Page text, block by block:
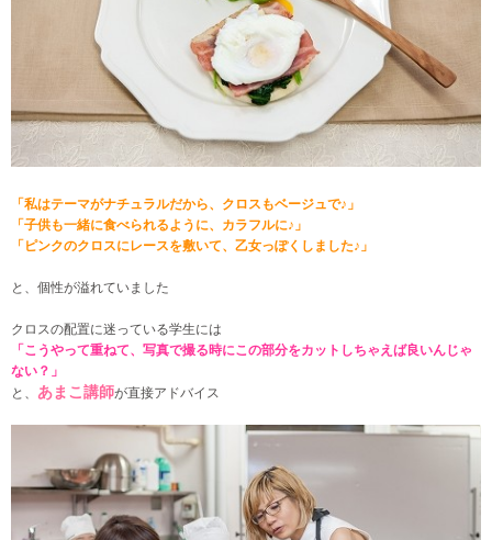
「私はテーマがナチュラルだから、クロスもベージュで♪」
「子供も一緒に食べられるように、カラフルに♪」
「ピンクのクロスにレースを敷いて、乙女っぽくしました♪」
と、個性が溢れていました
クロスの配置に迷っている学生には
「こうやって重ねて、写真で撮る時にこの部分をカットしちゃえば良いんじゃ
ない？」
と、 あまこ講師が直接アドバイス